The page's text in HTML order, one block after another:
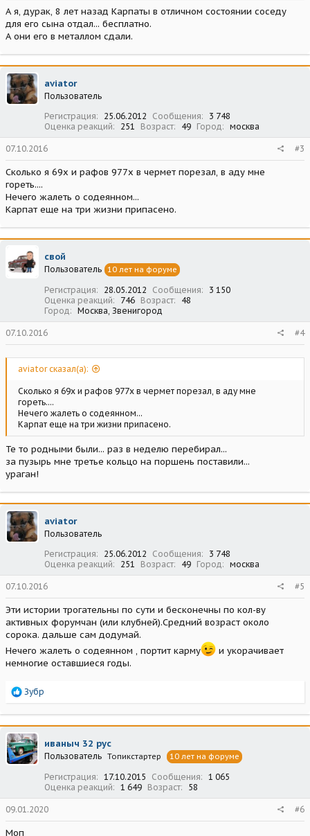
А я, дурак, 8 лет назад Карпаты в отличном состоянии соседу
для его сына отдал... бесплатно.
А они его в металлом сдали.
aviator
Пользователь
Регистрация
25.06.2012 Сообщения
3 748
Оценка реакций
251 Возраст 49 Город москва
07.10.2016 #3
Сколько я 69х и рафов 977х в чермет порезал, в аду мне
гореть....
Нечего жалеть о содеянном...
Карпат еще на три жизни припасено.
свой
Пользователь 10 лет на форуме
Регистрация 28.05.2012 Сообщения
3 150
Оценка реакций
746 Возраст
48
Город
Москва, Звенигород
07.10.2016 #4
aviator сказал(а):
Сколько я 69х и рафов 977х в чермет порезал, в аду мне
гореть....
Нечего жалеть о содеянном...
Карпат еще на три жизни припасено.
Те то родными были... раз в неделю перебирал...
за пузырь мне третье кольцо на поршень поставили...
ураган!
aviator
Пользователь
Регистрация
25.06.2012 Сообщения
3 748
Оценка реакций
251 Возраст 49 Город москва
07.10.2016 #5
Эти истории трогательны по сути и бесконечны по кол-ву
активных форумчан (или клубней).Средний возраст около
сорока. дальше сам додумай.
Нечего жалеть о содеянном , портит карму
и укорачивает
немногие оставшиеся годы.
Р
а
к
ц
и
и
Зубр
иваныч 32 рус
Пользователь Топикстартер 10 лет на форуме
Регистрация 17.10.2015 Сообщения
1 065
Оценка реакций
1 649 Возраст 58
09.01.2020 #6
Моп